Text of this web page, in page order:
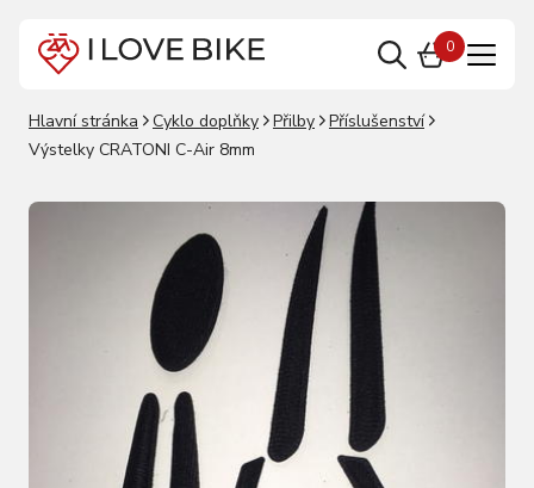
0
Hlavní stránka Cyklo doplňky Přilby
Příslušenství
Výstelky CRATONI C-Air 8mm